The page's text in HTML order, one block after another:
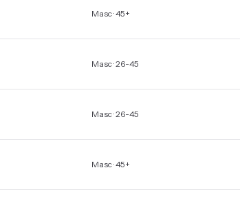
Masc · 45+
Masc · 26-45
Masc · 26-45
Masc · 45+